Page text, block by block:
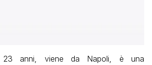
23 anni, viene da Napoli, è una